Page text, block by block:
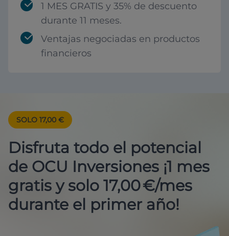
1 MES GRATIS y 35% de descuento
durante 11 meses.
Ventajas negociadas en productos
financieros
SOLO 17,00 €
Disfruta todo el potencial
de OCU Inversiones ¡1 mes
gratis y solo 17,00 €/mes
durante el primer año!